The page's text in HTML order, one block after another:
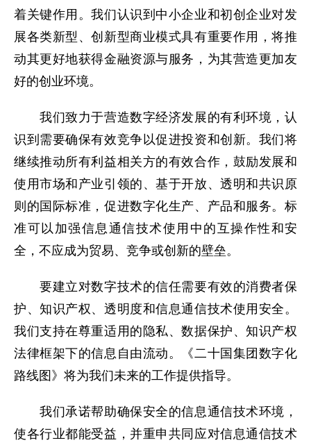
着关键作用。我们认识到中小企业和初创企业对发
展各类新型、创新型商业模式具有重要作用，将推
动其更好地获得金融资源与服务，为其营造更加友
好的创业环境。
我们致力于营造数字经济发展的有利环境，认
识到需要确保有效竞争以促进投资和创新。我们将
继续推动所有利益相关方的有效合作，鼓励发展和
使用市场和产业引领的、基于开放、透明和共识原
则的国际标准，促进数字化生产、产品和服务。标
准可以加强信息通信技术使用中的互操作性和安
全，不应成为贸易、竞争或创新的壁垒。
要建立对数字技术的信任需要有效的消费者保
护、知识产权、透明度和信息通信技术使用安全。
我们支持在尊重适用的隐私、数据保护、知识产权
法律框架下的信息自由流动。《二十国集团数字化
路线图》将为我们未来的工作提供指导。
我们承诺帮助确保安全的信息通信技术环境，
使各行业都能受益，并重申共同应对信息通信技术